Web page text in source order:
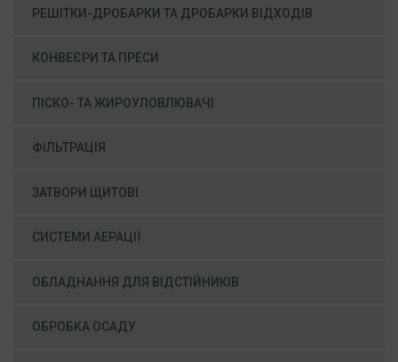
РЕШІТКИ-ДРОБАРКИ ТА ДРОБАРКИ ВІДХОДІВ
КОНВЕЄРИ ТА ПРЕСИ
ПІСКО- ТА ЖИРОУЛОВЛЮВАЧІ
ФІЛЬТРАЦІЯ
ЗАТВОРИ ЩИТОВІ
СИСТЕМИ АЕРАЦІЇ
ОБЛАДНАННЯ ДЛЯ ВІДСТІЙНИКІВ
ОБРОБКА ОСАДУ